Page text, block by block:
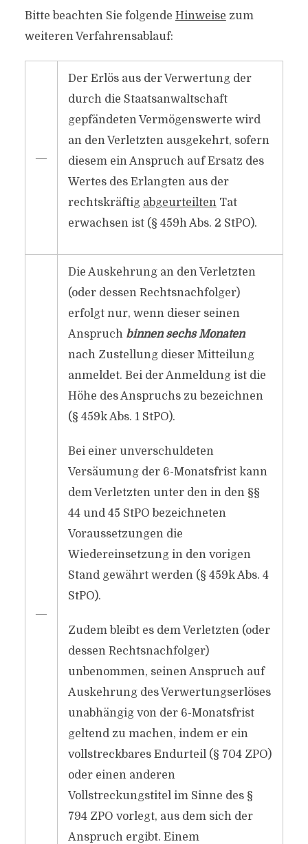
Bitte beachten Sie folgende Hinweise zum
weiteren Verfahrensablauf:
―
Der Erlös aus der Verwertung der
durch die Staatsanwaltschaft
gepfändeten Vermögenswerte wird
an den Verletzten ausgekehrt, sofern
diesem ein Anspruch auf Ersatz des
Wertes des Erlangten aus der
rechtskräftig abgeurteiltenTat
erwachsen ist (§ 459h Abs. 2 StPO).
―
Die Auskehrung an den Verletzten
(oder dessen Rechtsnachfolger)
erfolgt nur, wenn dieser seinen
Anspruch binnen sechs Monaten
nach Zustellung dieser Mitteilung
anmeldet. Bei der Anmeldung ist die
Höhe des Anspruchs zu bezeichnen
(§ 459k Abs. 1 StPO).
Bei einer unverschuldeten
Versäumung der 6-Monatsfrist kann
dem Verletzten unter den in den §§
44 und 45 StPO bezeichneten
Voraussetzungen die
Wiedereinsetzung in den vorigen
Stand gewährt werden (§ 459k Abs. 4
StPO).
Zudem bleibt es dem Verletzten (oder
dessen Rechtsnachfolger)
unbenommen, seinen Anspruch auf
Auskehrung des Verwertungserlöses
unabhängig von der 6-Monatsfrist
geltend zu machen, indem er ein
vollstreckbares Endurteil (§ 704 ZPO)
oder einen anderen
Vollstreckungstitel im Sinne des §
794 ZPO vorlegt, aus dem sich der
Anspruch ergibt. Einem